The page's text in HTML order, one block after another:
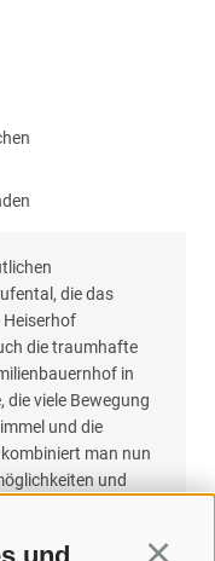
die das
Heiserhof
die traumhafte
in
viele Bewegung
und die
man nun
und